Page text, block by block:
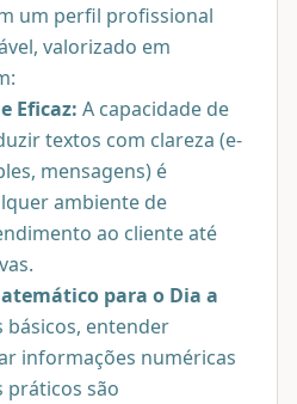
um perfil profissional
valorizado em
Eficaz: A capacidade de
textos com clareza (e-
mensagens) é
ambiente de
ao cliente até
para o Dia a
básicos, entender
informações numéricas
práticos são